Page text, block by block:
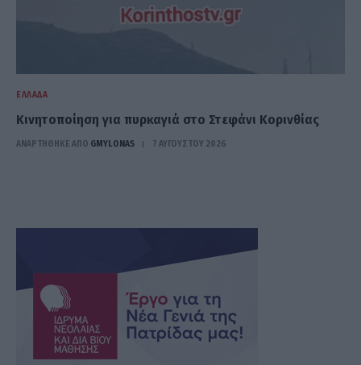
ΕΛΛΆΔΑ
Κινητοποίηση για πυρκαγιά στο Στεφάνι Κορινθίας
ΑΝΑΡΤΗΘΗΚΕ ΑΠΟ GMYLONAS 7 ΑΥΓΟΎΣΤΟΥ 2026